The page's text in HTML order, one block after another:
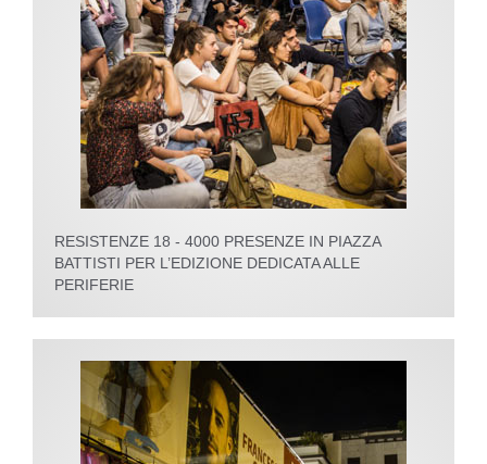
RESISTENZE 18 - 4000 PRESENZE IN PIAZZA
BATTISTI PER L’EDIZIONE DEDICATA ALLE
PERIFERIE